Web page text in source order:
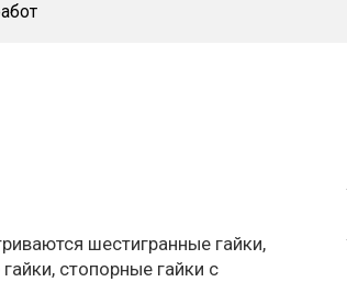
шестигранные гайки,
стопорные гайки с